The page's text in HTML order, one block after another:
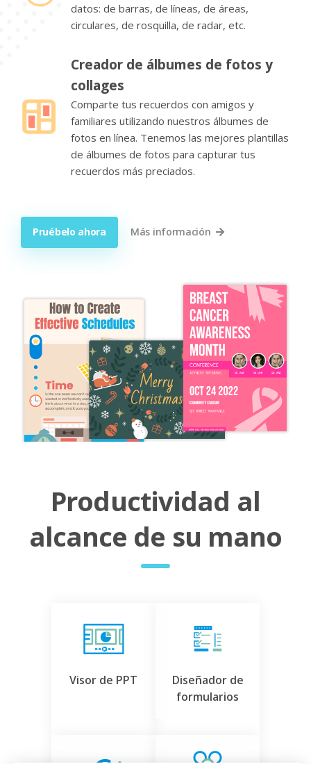
datos: de barras, de líneas, de áreas,
circulares, de rosquilla, de radar, etc.
Creador de álbumes de fotos y
collages
Comparte tus recuerdos con amigos y
familiares utilizando nuestros álbumes de
fotos en línea. Tenemos las mejores plantillas
de álbumes de fotos para capturar tus
recuerdos más preciados.
Pruébelo ahora Más información
Productividad al
alcance de su mano
Visor de PPT
Diseñador de
formularios